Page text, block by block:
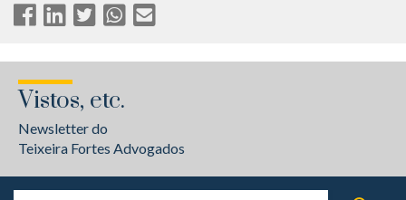
Vistos, etc.
Newsletter do
Teixeira Fortes Advogados